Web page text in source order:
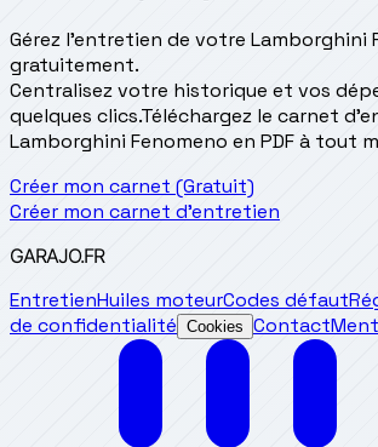
Gérez l'entretien de votre Lamborghini
gratuitement.
Centralisez votre historique et vos
quelques clics.Téléchargez le carnet
Lamborghini Fenomeno en PDF à tout
Créer mon carnet (Gratuit)
Créer mon carnet d'entretien
GARAJO.FR
EntretienHuiles moteurCodes défaut
de confidentialité Cookies Contact